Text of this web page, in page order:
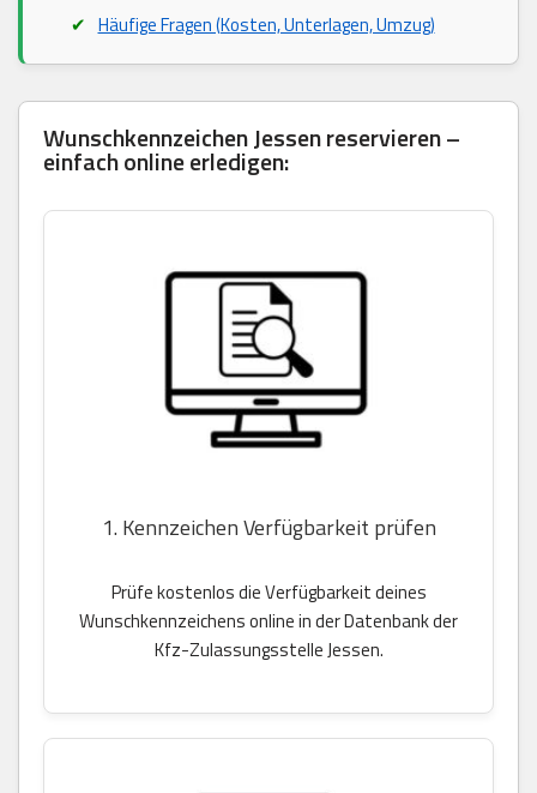
Häufige Fragen (Kosten, Unterlagen, Umzug)
Wunschkennzeichen Jessen reservieren –
einfach online erledigen:
1. Kennzeichen Verfügbarkeit prüfen
Prüfe kostenlos die Verfügbarkeit deines
Wunschkennzeichens online in der Datenbank der
Kfz-Zulassungsstelle Jessen.